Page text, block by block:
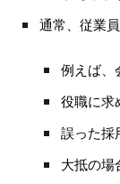
通常、従業
例えば、
役職に求
誤った採
大抵の場